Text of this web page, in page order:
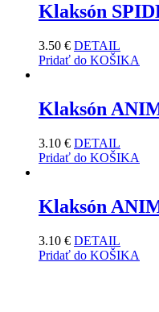
Klaksón
3.50 € DETAIL
Pridať do KOŠIKA
Klaksón
3.10 € DETAIL
Pridať do KOŠIKA
Klaksón
3.10 € DETAIL
Pridať do KOŠIKA